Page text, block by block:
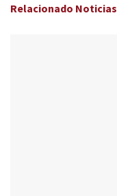
Relacionado Noticias